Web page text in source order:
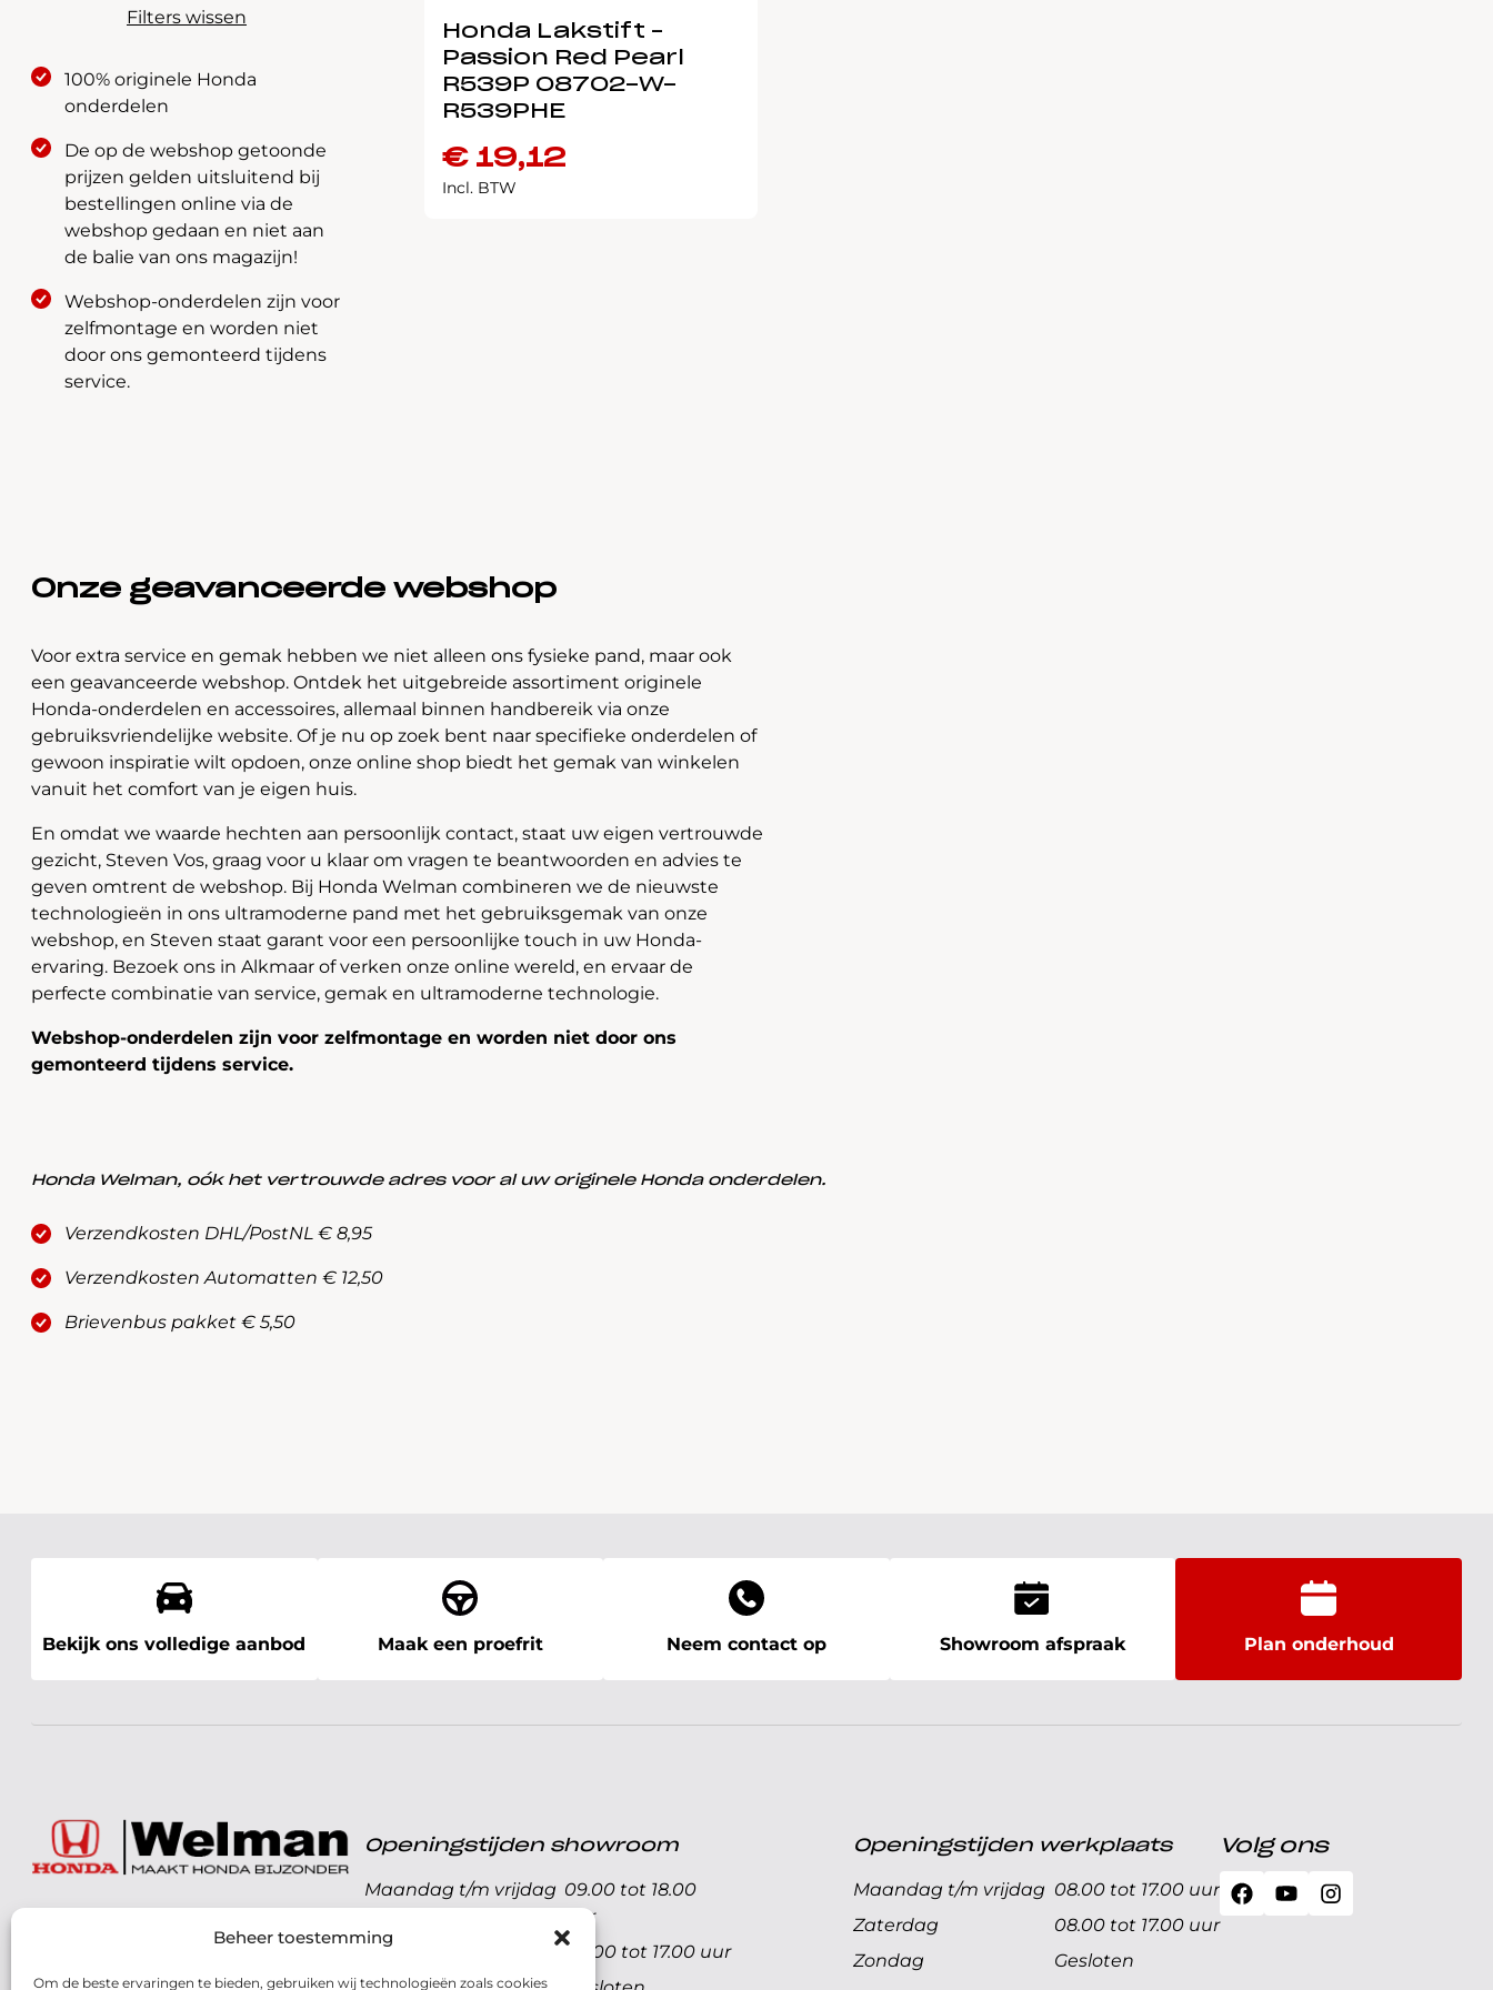
Beheer toestemming
Om de beste ervaringen te bieden, gebruiken wij technologieën zoals cookies
Filters wissen
100% originele Honda
onderdelen
De op de webshop getoonde
prijzen gelden uitsluitend bij
bestellingen online via de
webshop gedaan en niet aan
de balie van ons magazijn!
Webshop-onderdelen zijn voor
zelfmontage en worden niet
door ons gemonteerd tijdens
service.
Honda Lakstift –
Passion Red Pearl
R539P 08702-W-
R539PHE
€19,12
Incl. BTW
Onze geavanceerde webshop
Voor extra service en gemak hebben we niet alleen ons fysieke pand, maar ook
een geavanceerde webshop. Ontdek het uitgebreide assortiment originele
Honda-onderdelen en accessoires, allemaal binnen handbereik via onze
gebruiksvriendelijke website. Of je nu op zoek bent naar specifieke onderdelen of
gewoon inspiratie wilt opdoen, onze online shop biedt het gemak van winkelen
vanuit het comfort van je eigen huis.
En omdat we waarde hechten aan persoonlijk contact, staat uw eigen vertrouwde
gezicht, Steven Vos, graag voor u klaar om vragen te beantwoorden en advies te
geven omtrent de webshop. Bij Honda Welman combineren we de nieuwste
technologieën in ons ultramoderne pand met het gebruiksgemak van onze
webshop, en Steven staat garant voor een persoonlijke touch in uw Honda-
ervaring. Bezoek ons in Alkmaar of verken onze online wereld, en ervaar de
perfecte combinatie van service, gemak en ultramoderne technologie.
Webshop-onderdelen zijn voor zelfmontage en worden niet door ons
gemonteerd tijdens service.
Honda Welman, oók het vertrouwde adres voor al uw originele Honda onderdelen.
Verzendkosten DHL/PostNL € 8,95
Verzendkosten Automatten € 12,50
Brievenbus pakket € 5,50
Bekijk ons volledige aanbod Maak een proefrit Neem contact op Showroom afspraak Plan onderhoud
072 - 57 16 9 40
Parelweg 3, 1812 RS
Openingstijden showroom
Maandag t/m vrijdag 09.00 tot 18.00
uur
Zaterdag
09.00 tot 17.00 uur
Openingstijden werkplaats
Maandag t/m vrijdag 08.00 tot 17.00 uur
Zaterdag
08.00 tot 17.00 uur
Zondag
Gesloten
Volg ons